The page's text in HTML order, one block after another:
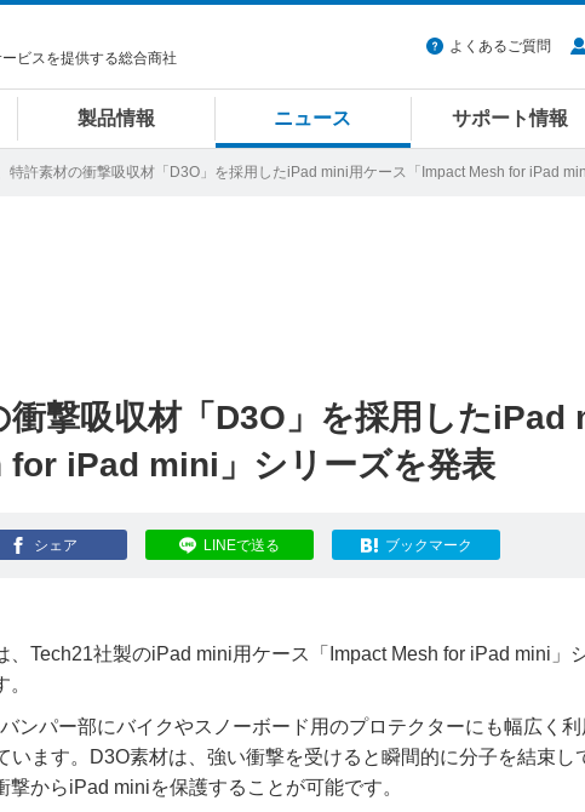
ビスを提供する総合商社
よくあるご質問
製品情報 ニュース サポート情報
特許素材の衝撃吸収材「D3O」を採用したiPad mini用ケース「Impact Mesh for iPad
撃吸収材「D3O」を採用したiPad
iPad mini」シリーズを発表
シェア LINEで送る ブックマーク
Tech21社製のiPad mini用ケース「Impact Mesh for iPad mini」
ンパー部にバイクやスノーボード用のプロテクターにも幅広く
います。D3O素材は、強い衝撃を受けると瞬間的に分子を結束し
からiPad miniを保護することが可能です。